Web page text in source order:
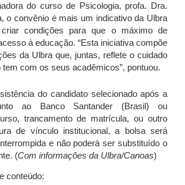
do curso de Psicologia, profa. Dra.
o convênio é mais um indicativo da Ulbra
condições para que o máximo de
à educação. “Esta iniciativa compõe
da Ulbra que, juntas, reflete o cuidado
tem com os seus acadêmicos”, pontuou.
do candidato selecionado após a
ao Banco Santander (Brasil) ou
trancamento de matrícula, ou outro
de vínculo institucional, a bolsa será
e não poderá ser substituído o
(Com informações da Ulbra/Canoas)
conteúdo: